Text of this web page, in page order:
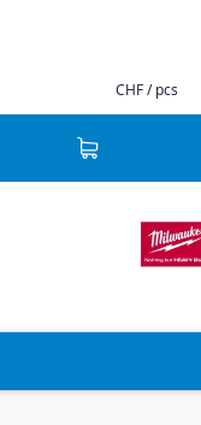
CHF / pcs